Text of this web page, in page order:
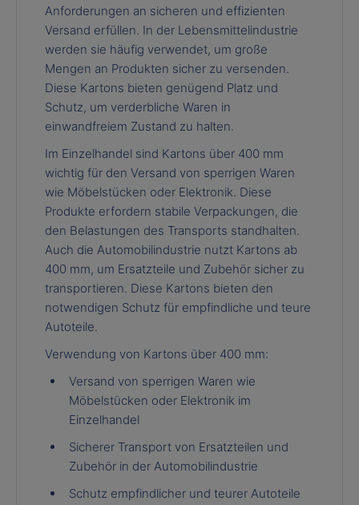
Anforderungen an sicheren und effizienten
Versand erfüllen. In der Lebensmittelindustrie
werden sie häufig verwendet, um große
Mengen an Produkten sicher zu versenden.
Diese Kartons bieten genügend Platz und
Schutz, um verderbliche Waren in
einwandfreiem Zustand zu halten.
Im Einzelhandel sind Kartons über 400 mm
wichtig für den Versand von sperrigen Waren
wie Möbelstücken oder Elektronik. Diese
Produkte erfordern stabile Verpackungen, die
den Belastungen des Transports standhalten.
Auch die Automobilindustrie nutzt Kartons ab
400 mm, um Ersatzteile und Zubehör sicher zu
transportieren. Diese Kartons bieten den
notwendigen Schutz für empfindliche und teure
Autoteile.
Verwendung von Kartons über 400 mm:
Versand von sperrigen Waren wie
Möbelstücken oder Elektronik im
Einzelhandel
Sicherer Transport von Ersatzteilen und
Zubehör in der Automobilindustrie
Schutz empfindlicher und teurer Autoteile